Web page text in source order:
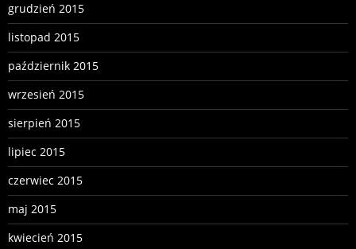
grudzień 2015
listopad 2015
październik 2015
wrzesień 2015
sierpień 2015
lipiec 2015
czerwiec 2015
maj 2015
kwiecień 2015